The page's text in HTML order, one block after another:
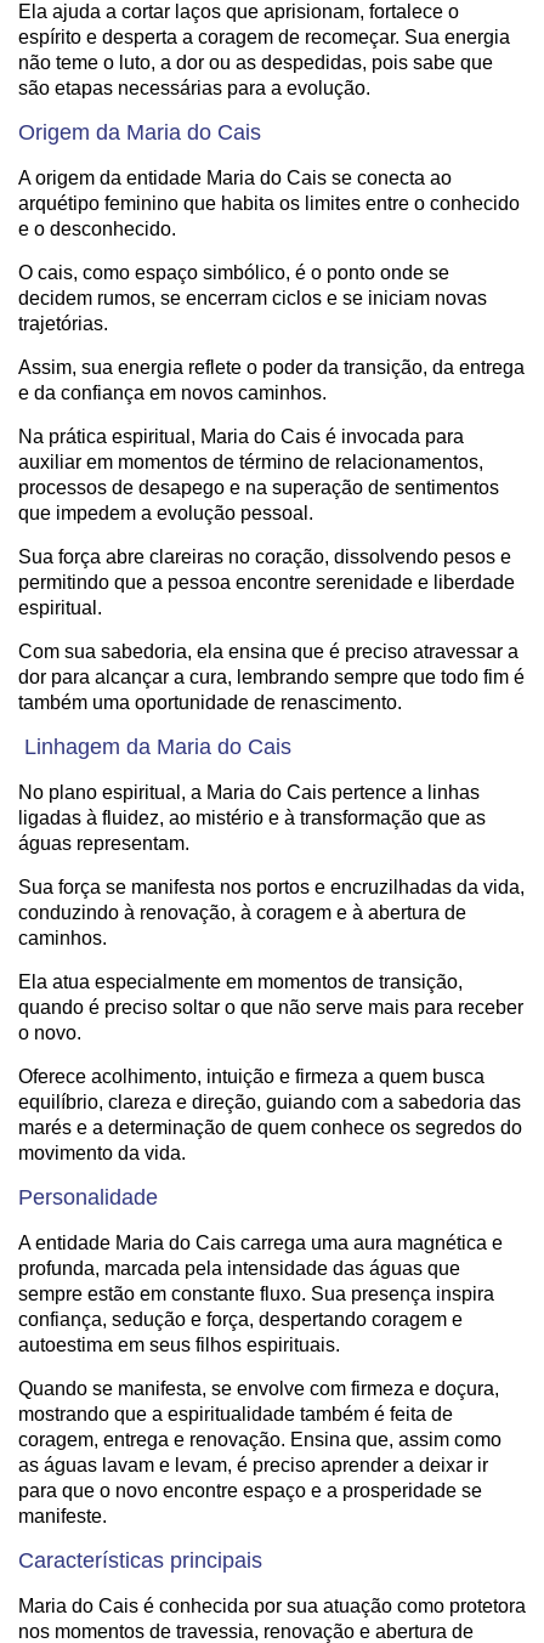
Ela ajuda a cortar laços que aprisionam, fortalece o
espírito e desperta a coragem de recomeçar. Sua energia
não teme o luto, a dor ou as despedidas, pois sabe que
são etapas necessárias para a evolução.
Origem da Maria do Cais
A origem da entidade Maria do Cais se conecta ao
arquétipo feminino que habita os limites entre o conhecido
e o desconhecido.
O cais, como espaço simbólico, é o ponto onde se
decidem rumos, se encerram ciclos e se iniciam novas
trajetórias.
Assim, sua energia reflete o poder da transição, da entrega
e da confiança em novos caminhos.
Na prática espiritual, Maria do Cais é invocada para
auxiliar em momentos de término de relacionamentos,
processos de desapego e na superação de sentimentos
que impedem a evolução pessoal.
Sua força abre clareiras no coração, dissolvendo pesos e
permitindo que a pessoa encontre serenidade e liberdade
espiritual.
Com sua sabedoria, ela ensina que é preciso atravessar a
dor para alcançar a cura, lembrando sempre que todo fim é
também uma oportunidade de renascimento.
Linhagem da Maria do Cais
No plano espiritual, a Maria do Cais pertence a linhas
ligadas à fluidez, ao mistério e à transformação que as
águas representam.
Sua força se manifesta nos portos e encruzilhadas da vida,
conduzindo à renovação, à coragem e à abertura de
caminhos.
Ela atua especialmente em momentos de transição,
quando é preciso soltar o que não serve mais para receber
o novo.
Oferece acolhimento, intuição e firmeza a quem busca
equilíbrio, clareza e direção, guiando com a sabedoria das
marés e a determinação de quem conhece os segredos do
movimento da vida.
Personalidade
A entidade Maria do Cais carrega uma aura magnética e
profunda, marcada pela intensidade das águas que
sempre estão em constante fluxo. Sua presença inspira
confiança, sedução e força, despertando coragem e
autoestima em seus filhos espirituais.
Quando se manifesta, se envolve com firmeza e doçura,
mostrando que a espiritualidade também é feita de
coragem, entrega e renovação. Ensina que, assim como
as águas lavam e levam, é preciso aprender a deixar ir
para que o novo encontre espaço e a prosperidade se
manifeste.
Características principais
Maria do Cais é conhecida por sua atuação como protetora
nos momentos de travessia, renovação e abertura de